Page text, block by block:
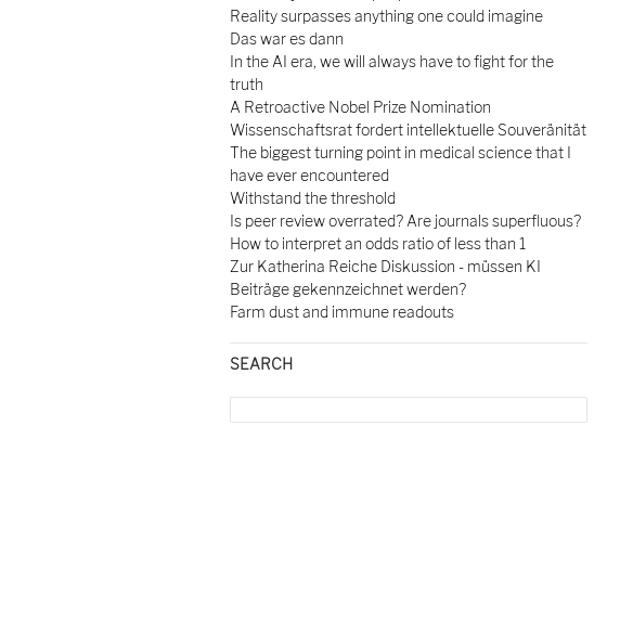
Reality surpasses anything one could imagine
Das war es dann
In the AI era, we will always have to fight for the
truth
A Retroactive Nobel Prize Nomination
Wissenschaftsrat fordert intellektuelle Souveränität
The biggest turning point in medical science that I
have ever encountered
Withstand the threshold
Is peer review overrated? Are journals superfluous?
How to interpret an odds ratio of less than 1
Zur Katherina Reiche Diskussion - müssen KI
Beiträge gekennzeichnet werden?
Farm dust and immune readouts
SEARCH